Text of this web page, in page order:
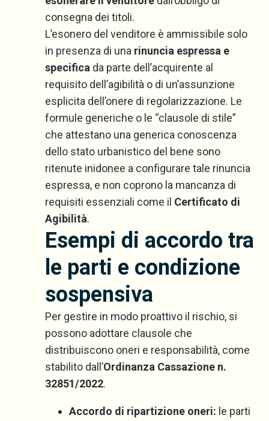
consegna dei titoli.
L’esonero del venditore è ammissibile solo
in presenza di una rinuncia espressa e
specifica da parte dell’acquirente al
requisito dell’agibilità o di un’assunzione
esplicita dell’onere di regolarizzazione. Le
formule generiche o le “clausole di stile”
che attestano una generica conoscenza
dello stato urbanistico del bene sono
ritenute inidonee a configurare tale rinuncia
espressa, e non coprono la mancanza di
requisiti essenziali come il Certificato di
Agibilità.
Esempi di accordo tra
le parti e condizione
sospensiva
Per gestire in modo proattivo il rischio, si
possono adottare clausole che
distribuiscono oneri e responsabilità, come
stabilito dall’Ordinanza Cassazione n.
32851/2022.
Accordo di ripartizione oneri: le parti